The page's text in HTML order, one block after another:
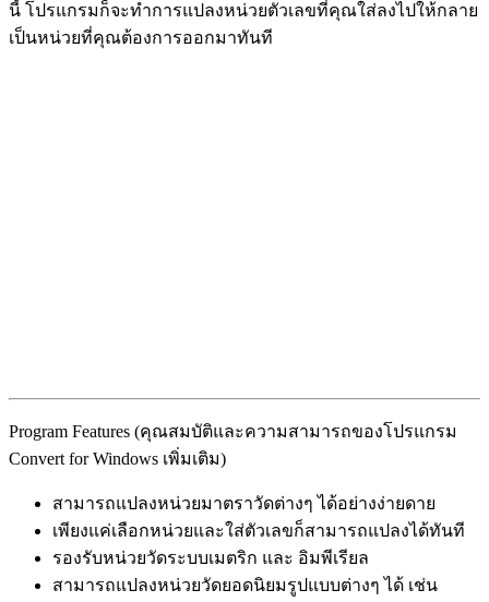
นี้ โปรแกรมก็จะทำการแปลงหน่วยตัวเลขที่คุณใส่ลงไปให้กลาย
เป็นหน่วยที่คุณต้องการออกมาทันที
Program Features (คุณสมบัติและความสามารถของโปรแกรม
Convert for Windows เพิ่มเติม)
สามารถแปลงหน่วยมาตราวัดต่างๆ ได้อย่างง่ายดาย
เพียงแค่เลือกหน่วยและใส่ตัวเลขก็สามารถแปลงได้ทันที
รองรับหน่วยวัดระบบเมตริก และ อิมพีเรียล
สามารถแปลงหน่วยวัดยอดนิยมรูปแบบต่างๆ ได้ เช่น